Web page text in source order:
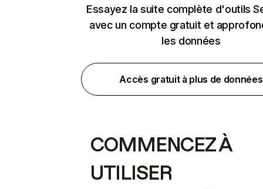
Essayez la suite complète d'outils
avec un compte gratuit et
les données
Accès gratuit à plus de données
COMMENCEZ À
UTILISER